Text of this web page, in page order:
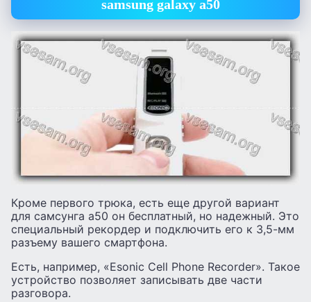
samsung galaxy a50
Кроме первого трюка, есть еще другой вариант
для самсунга а50 он бесплатный, но надежный. Это
специальный рекордер и подключить его к 3,5-мм
разъему вашего смартфона.
Есть, например, «Esonic Cell Phone Recorder». Такое
устройство позволяет записывать две части
разговора.